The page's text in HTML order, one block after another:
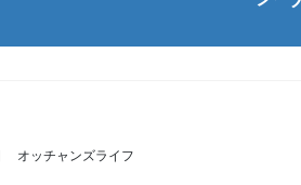
オッチャンズライフ